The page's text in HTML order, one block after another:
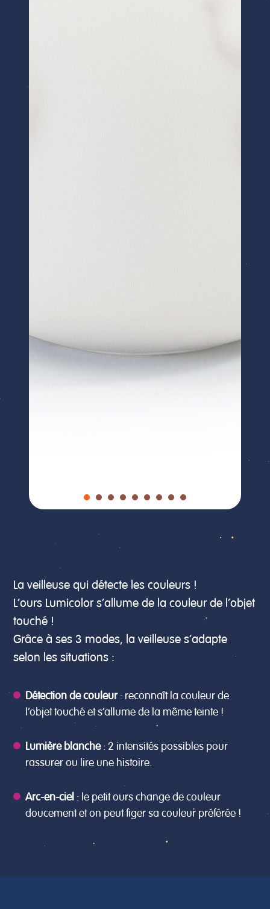
La veilleuse qui détecte les couleurs !
L’ours Lumicolor s’allume de la couleur de l’objet
touché !
Grâce à ses 3 modes, la veilleuse s’adapte
selon les situations :
Détection de couleur: reconnaît la couleur de
l’objet touché et s’allume de la même teinte !
Lumière blanche: 2 intensités possibles pour
rassurer ou lire une histoire.
Arc-en-ciel : le petit ours change de couleur
doucement et on peut figer sa couleur préférée !